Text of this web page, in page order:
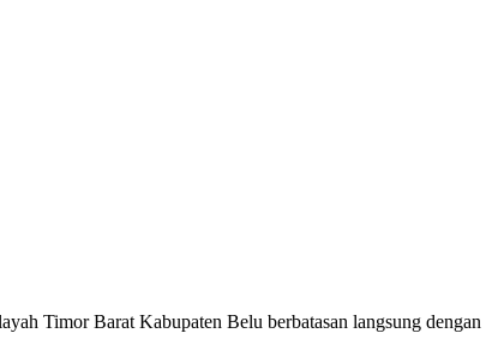
Timor Barat Kabupaten Belu berbatasan langsung dengan